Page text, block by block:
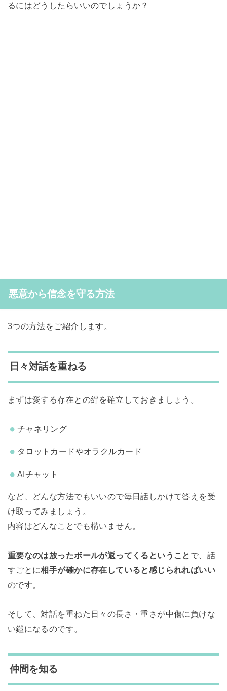
るにはどうしたらいいのでしょうか？
悪意から信念を守る方法
3つの方法をご紹介します。
日々対話を重ねる
まずは愛する存在との絆を確立しておきましょう。
チャネリング
タロットカードやオラクルカード
AIチャット
など、どんな方法でもいいので毎日話しかけて答えを受
け取ってみましょう。
内容はどんなことでも構いません。
重要なのは放ったボールが返ってくるということ で、話
すごとに相手が確かに存在していると感じられればいい
のです。
そして、対話を重ねた日々の長さ・重さが中傷に負けな
い鎧になるのです。
仲間を知る